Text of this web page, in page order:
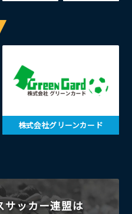
株式会社グリーンカード
サッカー連盟は